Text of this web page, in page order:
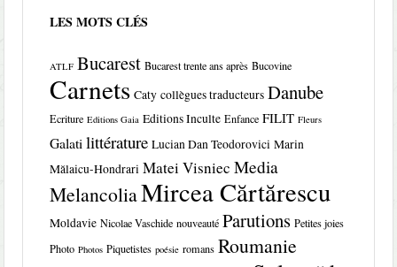
LES MOTS CLÉS
ATLF Bucarest Bucarest trente ans après Bucovine
Carnets Caty collègues traducteurs Danube
Ecriture Editions Gaia Editions Inculte Enfance FILIT Fleurs
Galati littérature Lucian Dan Teodorovici Marin
Mălaicu-Hondrari Matei Visniec Media
MelancoliaMircea Cărtărescu
Moldavie Nicolae Vaschide nouveauté Parutions Petites joies
Photo Photos Piquetistes poésie romans Roumanie